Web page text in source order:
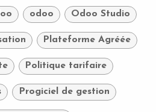
odoo Odoo Studio
Plateforme Agréée
Politique tarifaire
Progiciel de gestion